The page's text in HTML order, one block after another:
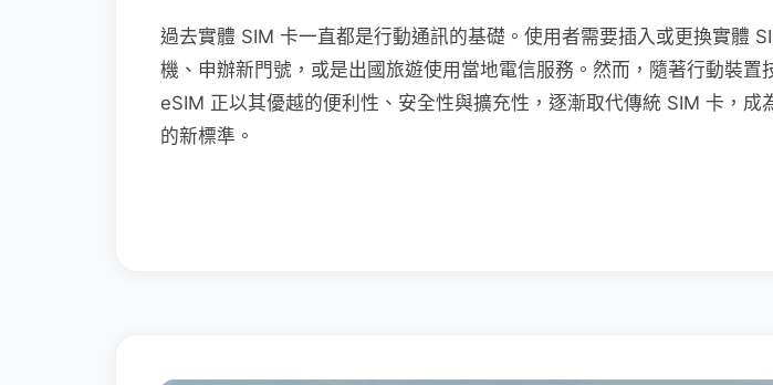
過去實體 SIM 卡一直都是行動通訊的基礎。使用者需要插入或更換實體
機、申辦新門號，或是出國旅遊使用當地電信服務。然而，隨著行動裝置
eSIM 正以其優越的便利性、安全性與擴充性，逐漸取代傳統 SIM 卡，成
的新標準。